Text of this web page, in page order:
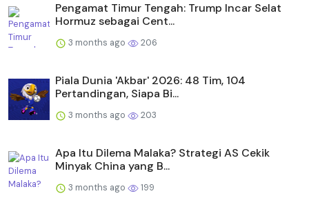
Pengamat Timur Tengah: Trump Incar Selat
Hormuz sebagai Cent...
3 months ago 206
Piala Dunia 'Akbar' 2026: 48 Tim, 104
Pertandingan, Siapa Bi...
3 months ago 203
Apa Itu Dilema Malaka? Strategi AS Cekik
Minyak China yang B...
3 months ago 199